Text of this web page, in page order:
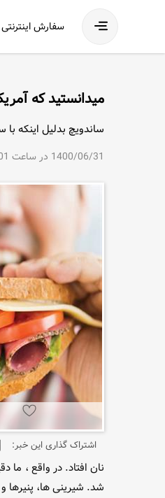
فهرست
سفارش اینترنتی
میدانستید که آمریکایی ها
1400/06/31 در ساعت 09:10:01
ساندویچ بدلیل اینکه
اشتراک گذاری این خبر:
نان افتاد. در واقع ، ما
شد. شیرینی ها، پنیرها